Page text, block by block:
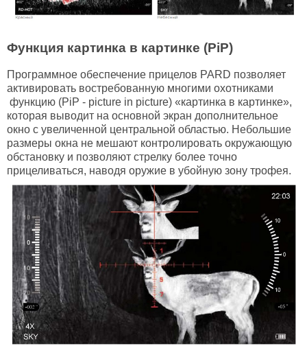
Функция картинка в картинке (PiP)
Программное обеспечение прицелов PARD позволяет
активировать востребованную многими охотниками
функцию (PiP - picture in picture) «картинка в картинке»,
которая выводит на основной экран дополнительное
окно с увеличенной центральной областью. Небольшие
размеры окна не мешают контролировать окружающую
обстановку и позволяют стрелку более точно
прицеливаться, наводя оружие в убойную зону трофея.